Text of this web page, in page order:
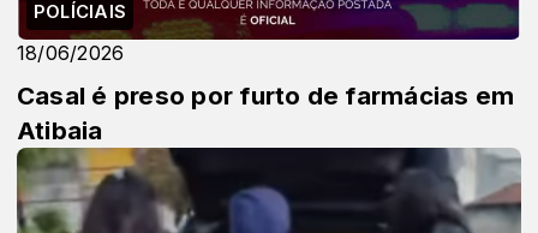
POLÍCIAIS
18/06/2026
Casal é preso por furto de farmácias em
Atibaia